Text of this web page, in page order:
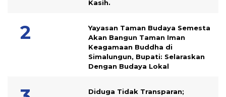
Kasih.
Yayasan Taman Budaya Semesta
Akan Bangun Taman Iman
Keagamaan Buddha di
Simalungun, Bupati: Selaraskan
Dengan Budaya Lokal
Diduga Tidak Transparan;